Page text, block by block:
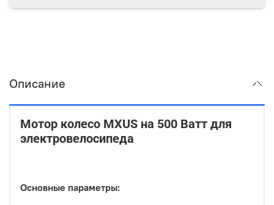
Описание
Мотор колесо MXUS на 500 Ватт для
электровелосипеда
Основные параметры: